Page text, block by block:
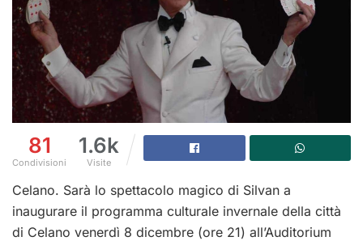
81
Condivisioni
1.6k
Visite
Celano. Sarà lo spettacolo magico di Silvan a
inaugurare il programma culturale invernale della città
di Celano venerdì 8 dicembre (ore 21) all’Auditorium